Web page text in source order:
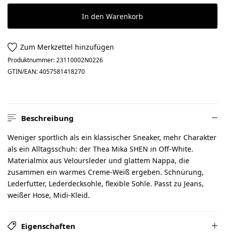
In den Warenkorb
Zum Merkzettel hinzufügen
Produktnummer:23110002N0226
GTIN/EAN:4057581418270
Beschreibung
Weniger sportlich als ein klassischer Sneaker, mehr Charakter
als ein Alltagsschuh: der Thea Mika SHEN in Off-White.
Materialmix aus Veloursleder und glattem Nappa, die
zusammen ein warmes Creme-Weiß ergeben. Schnürung,
Lederfutter, Lederdecksohle, flexible Sohle. Passt zu Jeans,
weißer Hose, Midi-Kleid.
Eigenschaften